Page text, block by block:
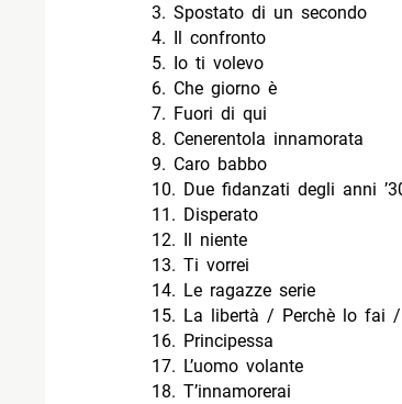
3. Spostato di un secondo
4. Il confronto
5. Io ti volevo
6. Che giorno è
7. Fuori di qui
8. Cenerentola innamorata
9. Caro babbo
10. Due fidanzati degli anni
11. Disperato
12. Il niente
13. Ti vorrei
14. Le ragazze serie
15. La libertà / Perchè lo fai
16. Principessa
17. L’uomo volante
18. T’innamorerai